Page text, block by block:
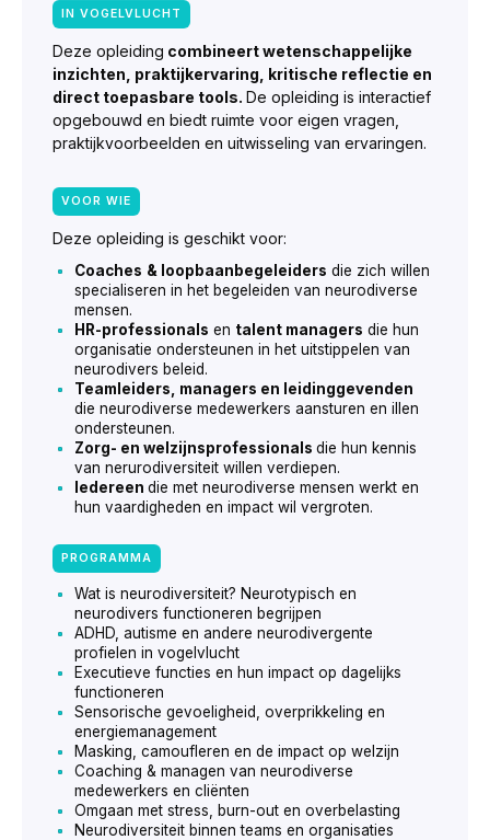
IN VOGELVLUCHT
Deze opleiding combineert wetenschappelijke
inzichten, praktijkervaring, kritische reflectie en
direct toepasbare tools. De opleiding is interactief
opgebouwd en biedt ruimte voor eigen vragen,
praktijkvoorbeelden en uitwisseling van ervaringen.
VOOR WIE
Deze opleiding is geschikt voor:
Coaches & loopbaanbegeleiders die zich willen
specialiseren in het begeleiden van neurodiverse
mensen.
HR-professionals en talent managers die hun
organisatie ondersteunen in het uitstippelen van
neurodivers beleid.
Teamleiders, managers en leidinggevenden
die neurodiverse medewerkers aansturen en illen
ondersteunen.
Zorg- en welzijnsprofessionals die hun kennis
van nerurodiversiteit willen verdiepen.
Iedereen die met neurodiverse mensen werkt en
hun vaardigheden en impact wil vergroten.
PROGRAMMA
Wat is neurodiversiteit? Neurotypisch en
neurodivers functioneren begrijpen
ADHD, autisme en andere neurodivergente
profielen in vogelvlucht
Executieve functies en hun impact op dagelijks
functioneren
Sensorische gevoeligheid, overprikkeling en
energiemanagement
Masking, camoufleren en de impact op welzijn
Coaching & managen van neurodiverse
medewerkers en cliënten
Omgaan met stress, burn-out en overbelasting
Neurodiversiteit binnen teams en organisaties